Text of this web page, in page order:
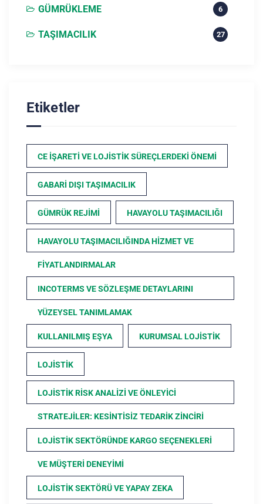
GÜMRÜKLEME 6
TAŞIMACILIK 27
Etiketler
CE İŞARETI VE LOJISTIK SÜREÇLERDEKI ÖNEMI
GABARI DIŞI TAŞIMACILIK
GÜMRÜK REJIMI HAVAYOLU TAŞIMACILIĞI
HAVAYOLU TAŞIMACILIĞINDA HIZMET VE
FIYATLANDIRMALAR
INCOTERMS VE SÖZLEŞME DETAYLARINI
YÜZEYSEL TANIMLAMAK
KULLANILMIŞ EŞYA KURUMSAL LOJISTIK
LOJISTIK
LOJISTIK RISK ANALIZI VE ÖNLEYICI
STRATEJILER: KESINTISIZ TEDARIK ZINCIRI
LOJISTIK SEKTÖRÜNDE KARGO SEÇENEKLERI
VE MÜŞTERI DENEYIMI
LOJISTIK SEKTÖRÜ VE YAPAY ZEKA